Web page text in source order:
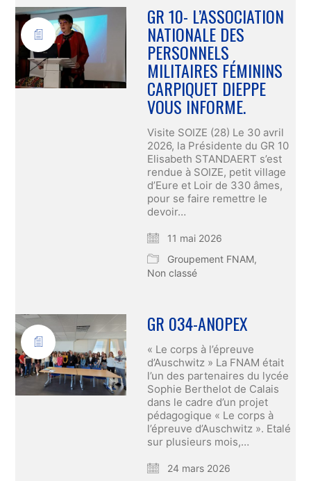
GR 10- L’ASSOCIATION
NATIONALE DES
PERSONNELS
MILITAIRES FÉMININS
CARPIQUET DIEPPE
VOUS INFORME.
Visite SOIZE (28) Le 30 avril
2026, la Présidente du GR 10
Elisabeth STANDAERT s’est
rendue à SOIZE, petit village
d’Eure et Loir de 330 âmes,
pour se faire remettre le
devoir…
11 mai 2026
Groupement FNAM,
Non classé
GR 034-ANOPEX
« Le corps à l’épreuve
d’Auschwitz » La FNAM était
l’un des partenaires du lycée
Sophie Berthelot de Calais
dans le cadre d’un projet
pédagogique « Le corps à
l’épreuve d’Auschwitz ». Etalé
sur plusieurs mois,…
24 mars 2026